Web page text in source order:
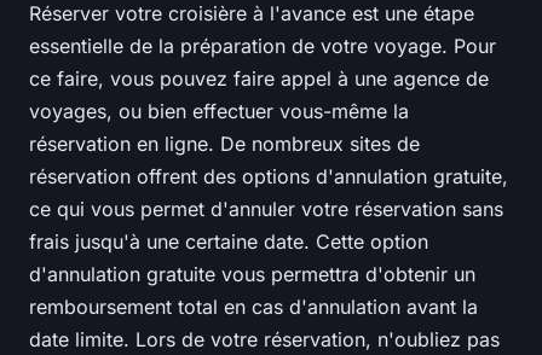
Réserver votre croisière à l'avance est une étape
essentielle de la préparation de votre voyage. Pour
ce faire, vous pouvez faire appel à une agence de
voyages, ou bien effectuer vous-même la
réservation en ligne. De nombreux sites de
réservation offrent des options d'annulation gratuite,
ce qui vous permet d'annuler votre réservation sans
frais jusqu'à une certaine date. Cette option
d'annulation gratuite vous permettra d'obtenir un
remboursement total en cas d'annulation avant la
date limite. Lors de votre réservation, n'oubliez pas